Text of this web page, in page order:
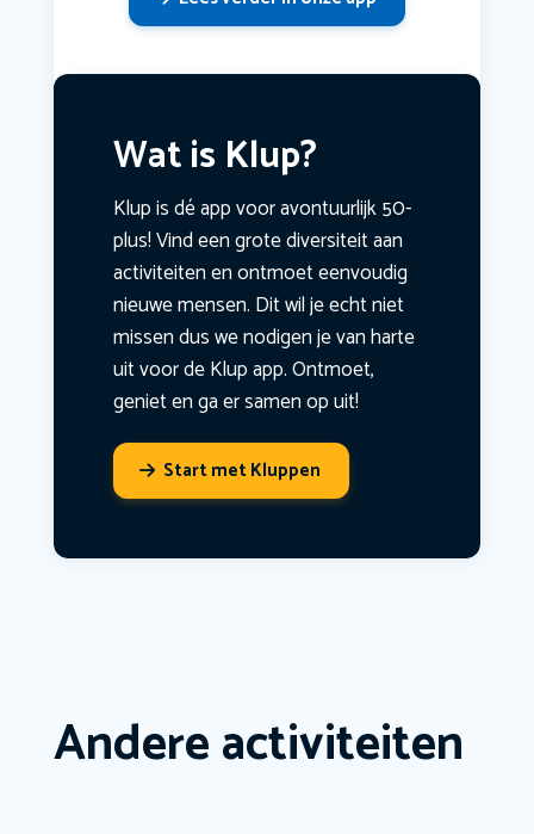
Wat is Klup?
Klup is dé app voor avontuurlijk 50-
plus! Vind een grote diversiteit aan
activiteiten en ontmoet eenvoudig
nieuwe mensen. Dit wil je echt niet
missen dus we nodigen je van harte
uit voor de Klup app. Ontmoet,
geniet en ga er samen op uit!
Start met Kluppen
Andere activiteiten